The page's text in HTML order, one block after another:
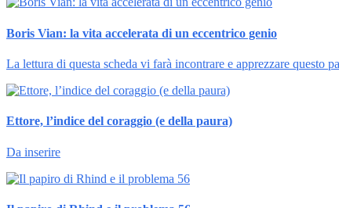
Boris Vian: la vita accelerata di un eccentrico genio
La lettura di questa scheda vi farà incontrare e apprezzare questo
Ettore, l’indice del coraggio (e della paura)
Da inserire